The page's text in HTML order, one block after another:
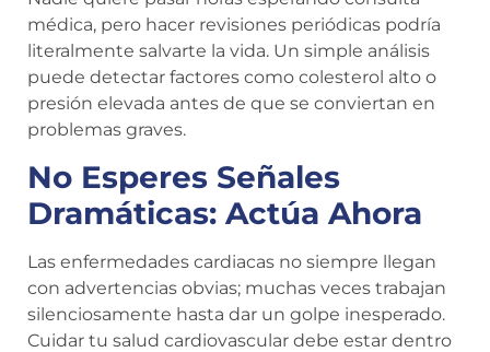
médica, pero hacer revisiones periódicas podría
literalmente salvarte la vida. Un simple análisis
puede detectar factores como colesterol alto o
presión elevada antes de que se conviertan en
problemas graves.
No Esperes Señales
Dramáticas: Actúa Ahora
Las enfermedades cardiacas no siempre llegan
con advertencias obvias; muchas veces trabajan
silenciosamente hasta dar un golpe inesperado.
Cuidar tu salud cardiovascular debe estar dentro